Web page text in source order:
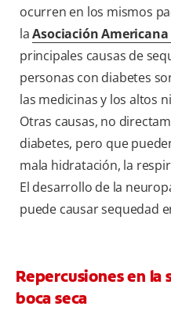
ocurren en los mismos
laAsociación Americana
principales causas de
personas con diabetes
las medicinas y los altos
Otras causas, no
diabetes, pero que
mala hidratación, la
El desarrollo de la
puede causar sequedad
Repercusiones en la
boca seca